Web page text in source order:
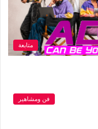
متابعة
فن ومشاهير